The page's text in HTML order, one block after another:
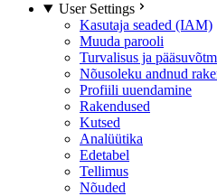
User Settings
Kasutaja seaded (IAM)
Muuda parooli
Turvalisus ja
Nõusoleku andnud
Profiili uuendamine
Rakendused
Kutsed
Analüütika
Edetabel
Tellimus
Nõuded